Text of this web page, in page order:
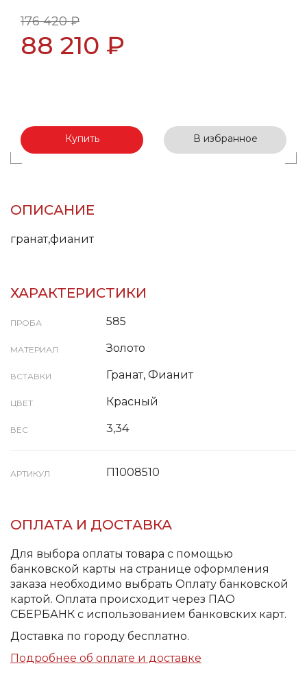
176 420 ₽
88 210 ₽
Купить В избранное
ОПИСАНИЕ
гранат,фианит
ХАРАКТЕРИСТИКИ
ПРОБА 585
МАТЕРИАЛ Золото
ВСТАВКИ Гранат, Фианит
ЦВЕТ Красный
ВЕС 3,34
АРТИКУЛ П1008510
ОПЛАТА И ДОСТАВКА
Для выбора оплаты товара с помощью
банковской карты на странице оформления
заказа необходимо выбрать Оплату банковской
картой. Оплата происходит через ПАО
СБЕРБАНК с использованием банковских карт.
Доставка по городу бесплатно.
Подробнее об оплате и доставке